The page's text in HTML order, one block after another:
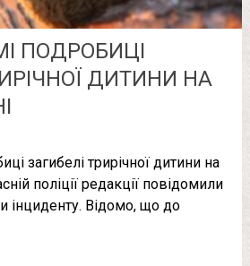
ПОДРОБИЦІ
ДИТИНИ НА
загибелі трирічної дитини на
поліції редакції повідомили
інциденту. Відомо, що до